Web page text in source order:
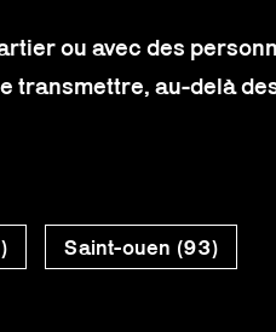
ou avec des
transmettre, au-delà
Saint-ouen (93)